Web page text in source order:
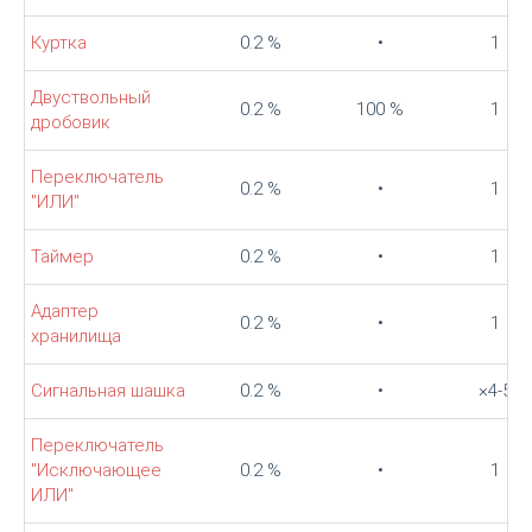
Куртка 0.2 % • 1
Двуствольный
дробовик
0.2 % 100 % 1
Переключатель
"ИЛИ"
0.2 % • 1
Таймер 0.2 % • 1
Адаптер
хранилища
0.2 % • 1
Сигнальная шашка 0.2 % • ×4-5
Переключатель
"Исключающее
ИЛИ"
0.2 % • 1